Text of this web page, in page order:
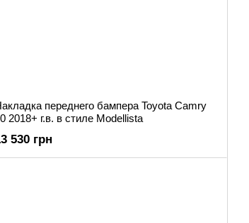
переднего бампера Toyota Camry
2018+ г.в. в стиле Modellista
530 грн